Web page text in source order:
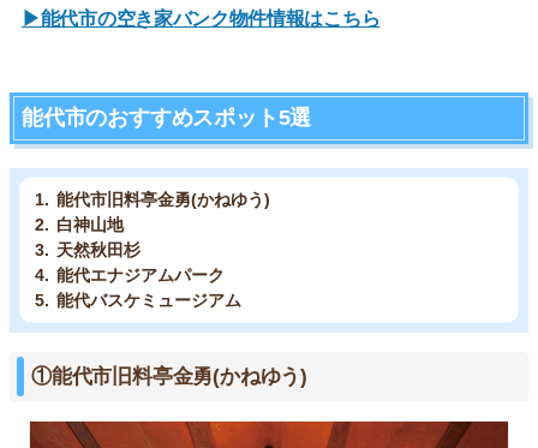
▶能代市の空き家バンク物件情報はこちら
能代市のおすすめスポット5選
能代市旧料亭金勇(かねゆう)
白神山地
天然秋田杉
能代エナジアムパーク
能代バスケミュージアム
①能代市旧料亭金勇(かねゆう)